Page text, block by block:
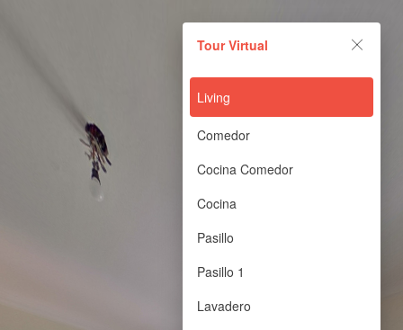
Tour Virtual
Living
Comedor
Cocina Comedor
Cocina
Pasillo
Pasillo 1
Lavadero